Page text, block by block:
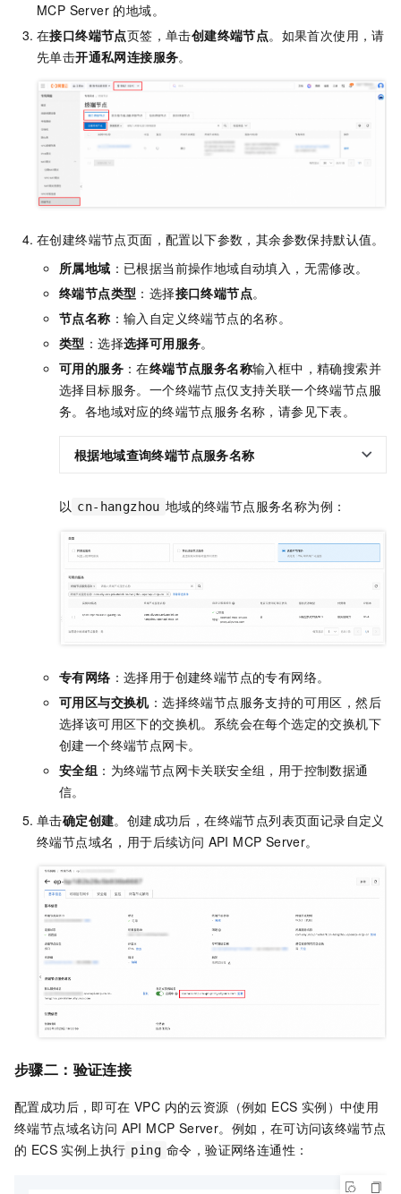
MCP Server 的地域。
在接口终端节点页签，单击创建终端节点。如果首次使用，请
先单击开通私网连接服务。
在创建终端节点页面，配置以下参数，其余参数保持默认值。
所属地域 ：已根据当前操作地域自动填入，无需修改。
终端节点类型 ：选择接口终端节点。
节点名称 ：输入自定义终端节点的名称。
类型 ：选择选择可用服务。
可用的服务 ：在终端节点服务名称输入框中，精确搜索并
选择目标服务。一个终端节点仅支持关联一个终端节点服
务。各地域对应的终端节点服务名称，请参见下表。
根据地域查询终端节点服务名称
以 cn-hangzhou 地域的终端节点服务名称为例：
专有网络 ：选择用于创建终端节点的专有网络。
可用区与交换机：选择终端节点服务支持的可用区，然后
选择该可用区下的交换机。系统会在每个选定的交换机下
创建一个终端节点网卡。
安全组 ：为终端节点网卡关联安全组，用于控制数据通
信。
单击确定创建。创建成功后，在终端节点列表页面记录自定义
终端节点域名，用于后续访问 API MCP Server。
步骤二：验证连接
配置成功后，即可在 VPC 内的云资源（例如 ECS 实例）中使用
终端节点域名访问 API MCP Server。例如，在可访问该终端节点
的 ECS 实例上执行 ping 命令，验证网络连通性：